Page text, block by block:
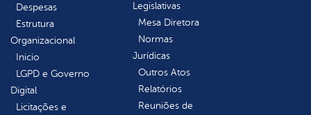
Despesas
Estrutura
Organizacional
Inicio
LGPD e Governo
Digital
Licitações e
Legislativas
Mesa Diretora
Normas
Jurídicas
Outros Atos
Relatórios
Reuniões de